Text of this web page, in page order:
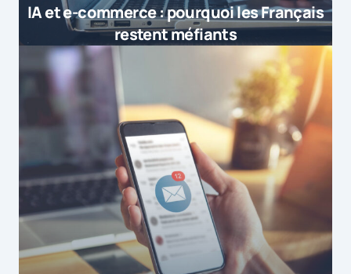
IA et e-commerce : pourquoi les Français
restent méfiants